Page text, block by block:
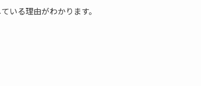
いる理由がわかります。